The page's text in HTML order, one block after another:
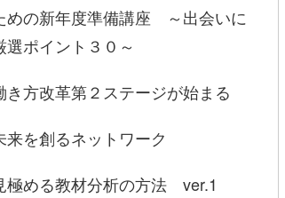
めの新年度準備講座 ～出会いに
選ポイント３０～
き方改革第２ステージが始まる
来を創るネットワーク
極める教材分析の方法 ver.1